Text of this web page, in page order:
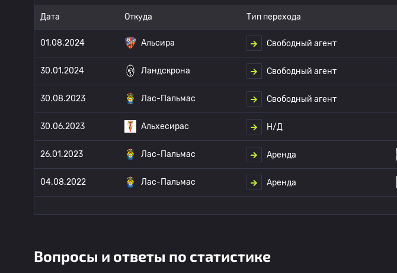
Дата Откуда Тип перехода
01.08.2024 Альсира Свободный агент
30.01.2024 Ландскрона Свободный агент
30.08.2023 Лас-Пальмас Свободный агент
30.06.2023 Альхесирас Н/Д
26.01.2023 Лас-Пальмас Аренда
04.08.2022 Лас-Пальмас Аренда
Вопросы и ответы по статистике